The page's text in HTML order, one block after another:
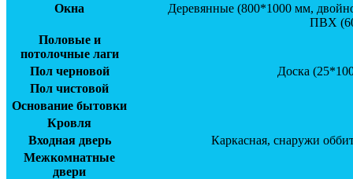
Окна
Деревянные (800*1000 мм,
ПВХ
Половые и
потолочные лаги
Пол черновой
Доска
Пол чистовой
Основание бытовки
Кровля
Входная дверь
Каркасная, снаружи
Межкомнатные
двери